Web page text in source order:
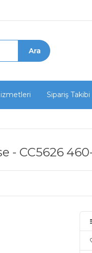
Sipariş Takibi
- CC5626